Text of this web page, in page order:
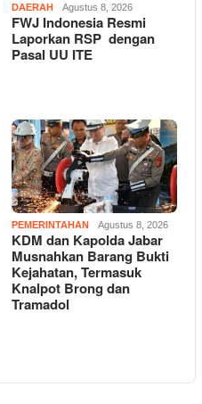
DAERAH
Agustus 8, 2026
FWJ Indonesia Resmi
Laporkan RSP dengan
Pasal UU ITE
PEMERINTAHAN Agustus 8, 2026
KDM dan Kapolda Jabar
Musnahkan Barang Bukti
Kejahatan, Termasuk
Knalpot Brong dan
Tramadol